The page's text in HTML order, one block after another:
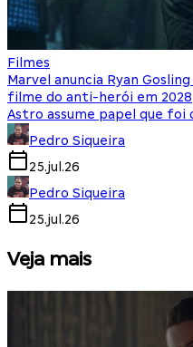
Filmes
Marvel anuncia Ryan
filme do anti-herói em 2028
Astro assume papel que foi
Pedro Siqueira
25.jul.26
Pedro Siqueira
25.jul.26
Veja mais